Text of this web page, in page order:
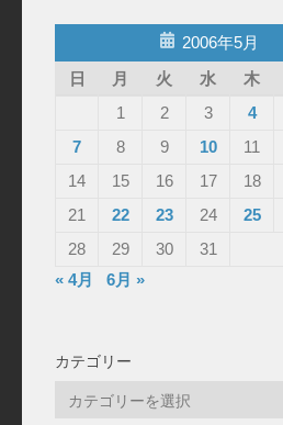
2006年5月
日
月 火 水 木
1
2 3 4
7
8 9 10 11
14
15 16 17 18
21
22 23 24 25
28
29 30
31
« 4月
6月 »
カテゴリー